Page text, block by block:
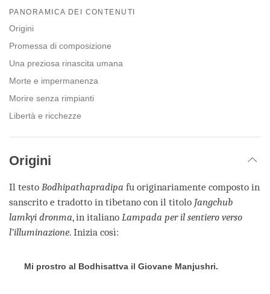
on
PANORAMICA DEI CONTENUTI
Origini
Promessa di composizione
Una preziosa rinascita umana
Morte e impermanenza
Morire senza rimpianti
Libertà e ricchezze
Origini
Il testo Bodhipathapradipa fu originariamente composto in
sanscrito e tradotto in tibetano con il titolo Jangchub
lamkyi dronma, in italiano Lampada per il sentiero verso
l’illuminazione. Inizia così:
Mi prostro al Bodhisattva il Giovane Manjushri.